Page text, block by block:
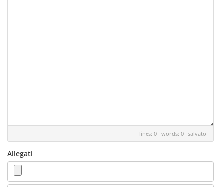
lines: 0 words: 0 salvato
Allegati